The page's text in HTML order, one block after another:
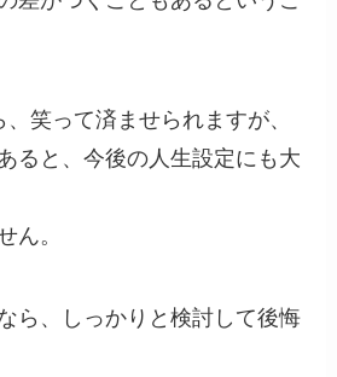
笑って済ませられますが、
ると、今後の人生設定にも大
ん。
ら、しっかりと検討して後悔